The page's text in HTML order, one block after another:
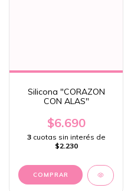
Silicona "CORAZON
CON ALAS"
$6.690
3 cuotas sin interés de
$2.230